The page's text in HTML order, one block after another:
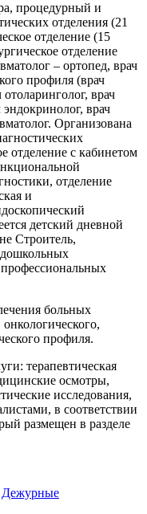
процедурный и
отделения (21
отделение (15
отделение
– ортопед, врач
профиля (врач
врач
врач
Организована
отделение с кабинетом
отделение
и
детский дневной
Строитель,
больных
профиля.
терапевтическая
осмотры,
исследования,
в соответствии
размещен в разделе
Дежурные